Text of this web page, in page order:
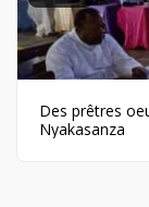
Des prêtres
Nyakasanza